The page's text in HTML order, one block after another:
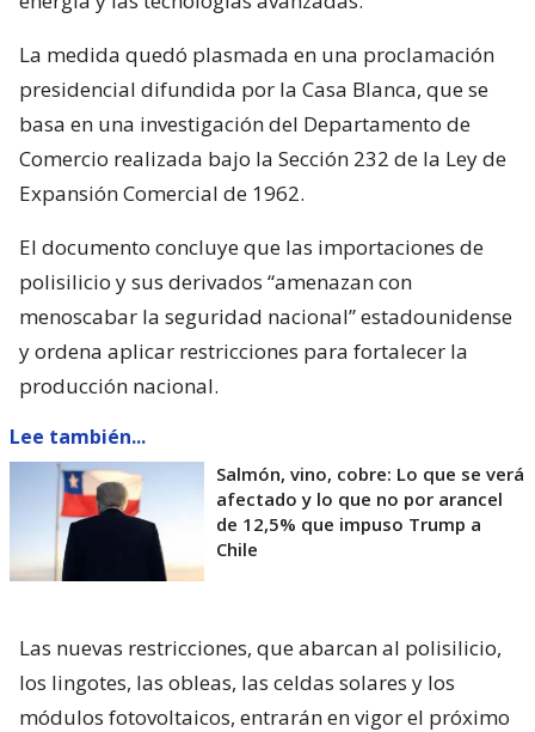
La medida quedó plasmada en una proclamación
presidencial difundida por la Casa Blanca, que se
basa en una investigación del Departamento de
Comercio realizada bajo la Sección 232 de la Ley de
Expansión Comercial de 1962.
El documento concluye que las importaciones de
polisilicio y sus derivados “amenazan con
menoscabar la seguridad nacional” estadounidense
y ordena aplicar restricciones para fortalecer la
producción nacional.
Lee también...
Salmón, vino, cobre: Lo que se verá
afectado y lo que no por arancel
de 12,5% que impuso Trump a
Chile
Las nuevas restricciones, que abarcan al polisilicio,
los lingotes, las obleas, las celdas solares y los
módulos fotovoltaicos, entrarán en vigor el próximo